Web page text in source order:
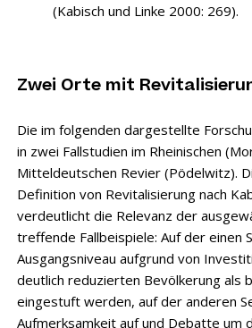
(Kabisch und Linke 2000: 269).
Zwei Orte mit
Die im folgenden dargestellte
in zwei Fallstudien im Rheinischen
Mitteldeutschen Revier (Pödelwitz).
Definition von Revitalisierung nach
verdeutlicht die Relevanz der
treffende Fallbeispiele: Auf der einen
Ausgangsniveau aufgrund von
deutlich reduzierten Bevölkerung als
eingestuft werden, auf der anderen
Aufmerksamkeit auf und Debatte um